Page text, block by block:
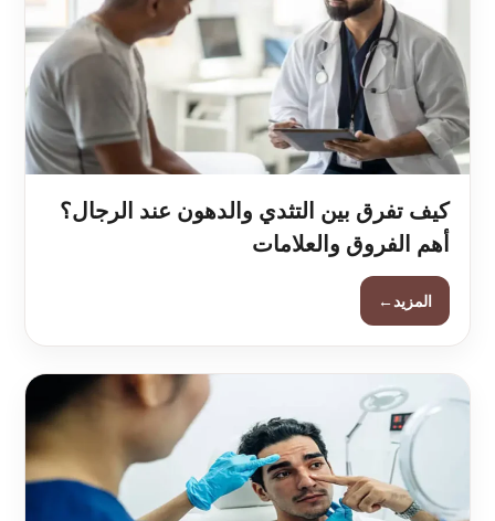
كيف تفرق بين التثدي والدهون عند الرجال؟
أهم الفروق والعلامات
المزيد←